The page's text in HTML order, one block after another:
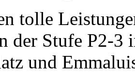
tolle
der Stufe P2-3
und